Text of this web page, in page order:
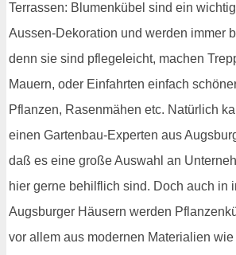
Terrassen: Blumenkübel sind ein
Aussen-Dekoration und werden immer
denn sie sind pflegeleicht, machen
Mauern, oder Einfahrten einfach
Pflanzen, Rasenmähen etc. Natürlich
einen Gartenbau-Experten aus
daß es eine große Auswahl an
hier gerne behilflich sind. Doch auch in
Augsburger Häusern werden
vor allem aus modernen Materialien